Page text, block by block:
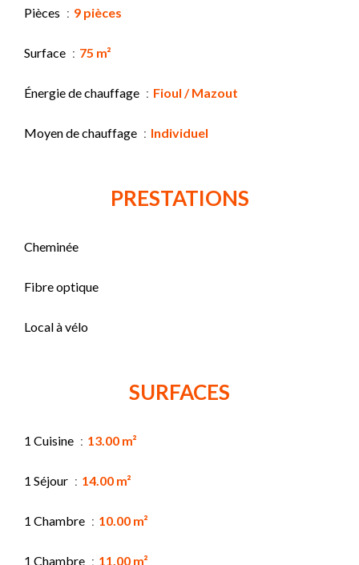
Pièces 9 pièces
Surface 75 m²
Énergie de chauffage Fioul / Mazout
Moyen de chauffage Individuel
PRESTATIONS
Cheminée
Fibre optique
Local à vélo
SURFACES
1 Cuisine 13.00 m²
1 Séjour 14.00 m²
1 Chambre 10.00 m²
1 Chambre 11.00 m²